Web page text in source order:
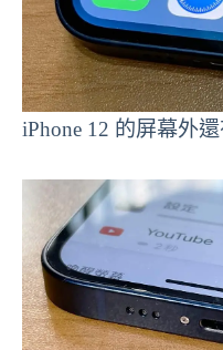
iPhone 12 的屏幕外